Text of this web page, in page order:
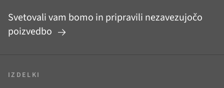
Svetovali vam bomo in pripravili nezavezujočo
poizvedbo
IZDELKI